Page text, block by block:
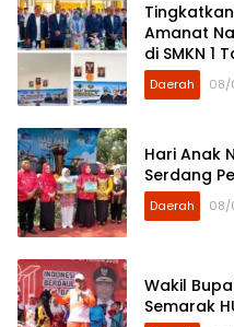
Amanat
di SMKN 1
Daerah 08/
Hari Anak
Serdang
Daerah 08/
Wakil
Semarak